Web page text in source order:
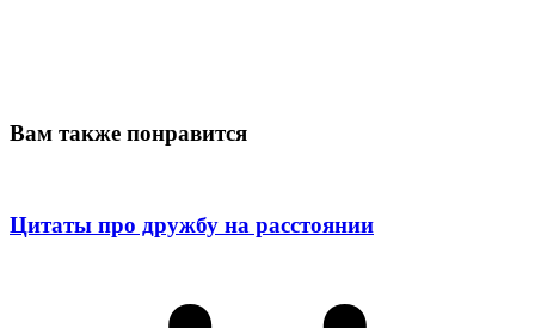
Вам также понравится
Цитаты про дружбу на расстоянии